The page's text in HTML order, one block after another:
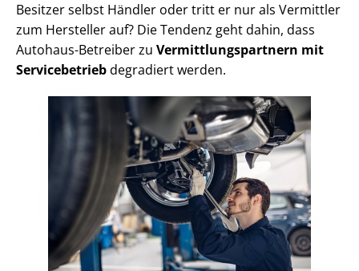
Besitzer selbst Händler oder tritt er nur als Vermittler
zum Hersteller auf? Die Tendenz geht dahin, dass
Autohaus-Betreiber zu Ver­mitt­lungs­part­nern mit
Servicebetriebdegradiert werden.